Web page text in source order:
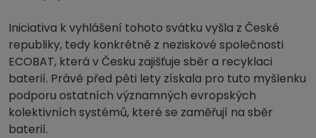
Iniciativa k vyhlášení tohoto svátku vyšla z České
republiky, tedy konkrétně z neziskové společnosti
ECOBAT, která v Česku zajišťuje sběr a recyklaci
baterií. Právě před pěti lety získala pro tuto myšlenku
podporu ostatních významných evropských
kolektivních systémů, které se zaměřují na sběr
baterií.